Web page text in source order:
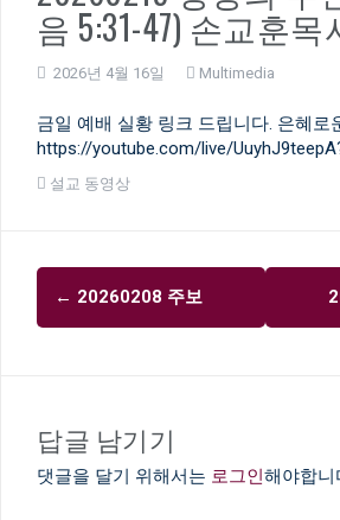
음 5:31-47) 손교훈목
2026년 4월 16일 Multimedia
금일 예배 실황 링크 드립니다. 은혜로
https://youtube.com/live/
설교 동영상
글
내
이
션
← 20260208 주보
답글 남기기
댓글을 달기 위해서는 로그인해야합니